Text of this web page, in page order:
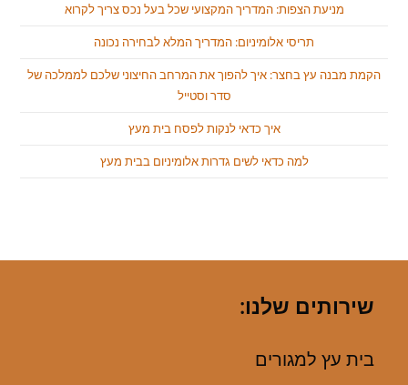
מניעת הצפות: המדריך המקצועי שכל בעל נכס צריך לקרוא
תריסי אלומיניום: המדריך המלא לבחירה נכונה
הקמת מבנה עץ בחצר: איך להפוך את המרחב החיצוני שלכם לממלכה של
סדר וסטייל
איך כדאי לנקות לפסח בית מעץ
למה כדאי לשים גדרות אלומיניום בבית מעץ
שירותים שלנו:
בית עץ למגורים